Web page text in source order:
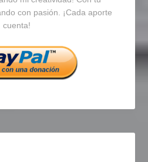
en
Instagram
con pasión. ¡Cada aporte
cuenta!